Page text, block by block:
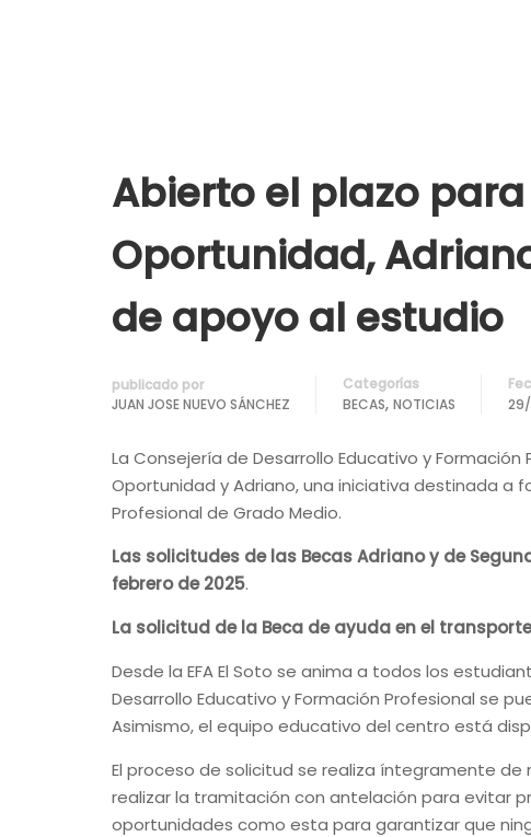
Abierto el plazo
Oportunidad,
de apoyo al estudio
publicado por
JUAN JOSE NUEVO SÁNCHEZ
Categorías
BECAS, NOTICIAS
La Consejería de Desarrollo Educativo y
Oportunidad y Adriano, una iniciativa destinada a
Profesional de Grado Medio.
Las solicitudes de las Becas Adriano y de
febrero de 2025.
La solicitud de la Beca de ayuda en el
Desde la EFA El Soto se anima a todos los
Desarrollo Educativo y Formación Profesional se
Asimismo, el equipo educativo del centro está
El proceso de solicitud se realiza íntegramente
realizar la tramitación con antelación para evitar
oportunidades como esta para garantizar que